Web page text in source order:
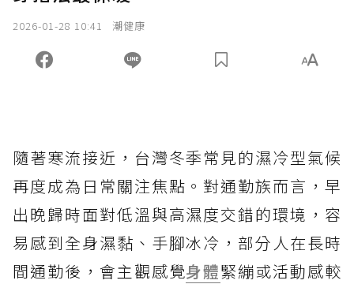
2026-01-28 10:41 潮健康
隨著寒流接近，台灣冬季常見的濕冷型氣候
再度成為日常關注焦點。對通勤族而言，早
出晚歸時面對低溫與高濕度交錯的環境，容
易感到全身濕黏、手腳冰冷，部分人在長時
間通勤後，會主觀感覺身體緊繃或活動感較